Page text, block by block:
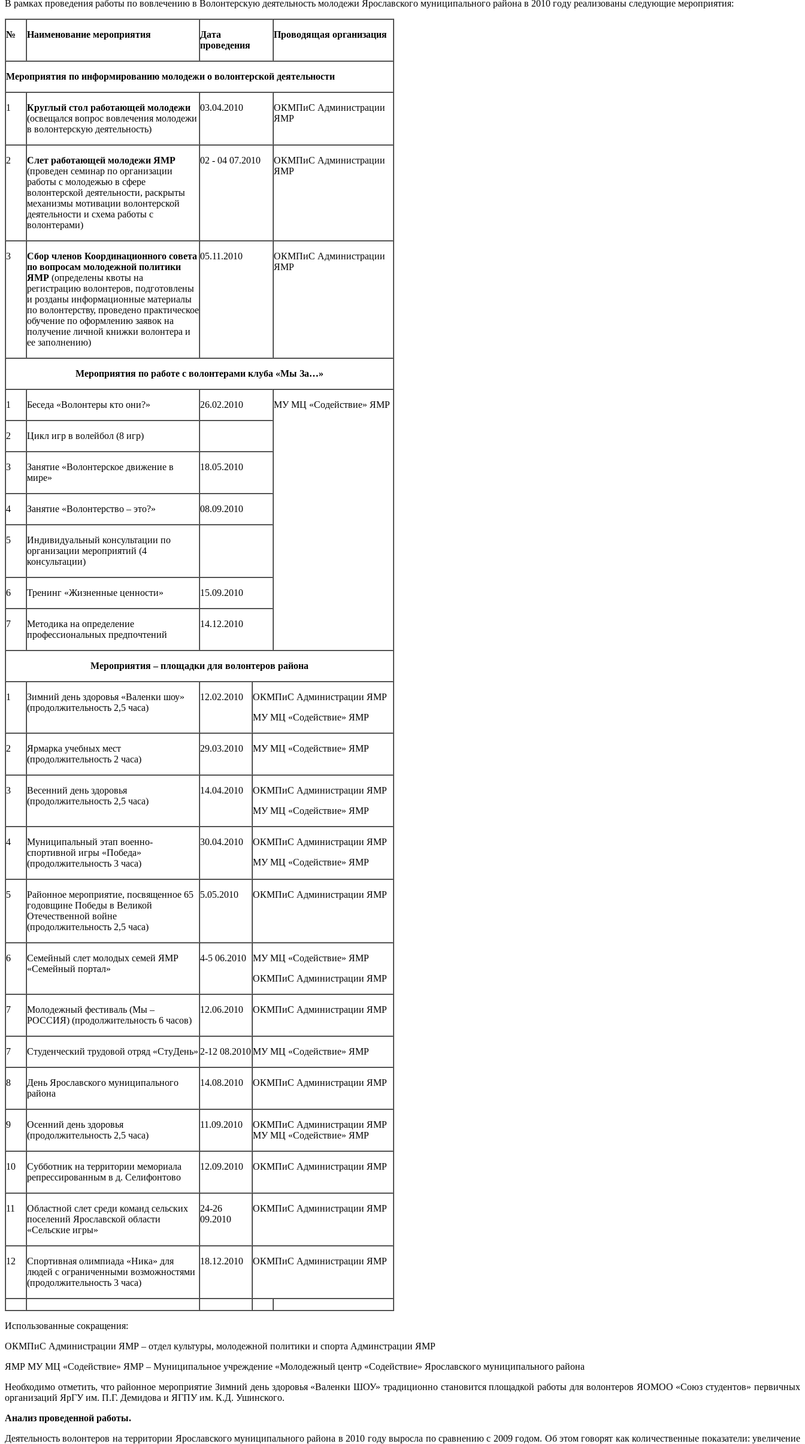
В рамках проведения работы по вовлечению в Волонтерскую деятельность молодежи Ярославского муниципального района в 2010 году реализованы следующие мероприятия:
№ Наименование мероприятия
Дата
проведения
Проводящая организация
Мероприятия по информированию молодежи о волонтерской деятельности
1
Круглый стол работающей молодежи
(освещался вопрос вовлечения молодежи
в волонтерскую деятельность)
03.04.2010
ОКМПиС Администрации
ЯМР
2
Слет работающей молодежи ЯМР
(проведен семинар по организации
работы с молодежью в сфере
волонтерской деятельности, раскрыты
механизмы мотивации волонтерской
деятельности и схема работы с
волонтерами)
02 - 04 07.2010
ОКМПиС Администрации
ЯМР
3
Сбор членов Координационного совета
по вопросам молодежной политики
ЯМР (определены квоты на
регистрацию волонтеров, подготовлены
и розданы информационные материалы
по волонтерству, проведено практическое
обучение по оформлению заявок на
получение личной книжки волонтера и
ее заполнению)
05.11.2010
ОКМПиС Администрации
ЯМР
Мероприятия по работе с волонтерами клуба «Мы За…»
1 Беседа «Волонтеры кто они?» 26.02.2010 МУ МЦ «Содействие» ЯМР
2 Цикл игр в волейбол (8 игр)
3
Занятие «Волонтерское движение в
мире»
18.05.2010
4 Занятие «Волонтерство – это?» 08.09.2010
5
Индивидуальный консультации по
организации мероприятий (4
консультации)
6 Тренинг «Жизненные ценности» 15.09.2010
7
Методика на определение
профессиональных предпочтений
14.12.2010
Мероприятия – площадки для волонтеров района
1
Зимний день здоровья «Валенки шоу»
(продолжительность 2,5 часа)
12.02.2010
ОКМПиС Администрации ЯМР
МУ МЦ «Содействие» ЯМР
2
Ярмарка учебных мест
(продолжительность 2 часа)
29.03.2010 МУ МЦ «Содействие» ЯМР
3
Весенний день здоровья
(продолжительность 2,5 часа)
14.04.2010
ОКМПиС Администрации ЯМР
МУ МЦ «Содействие» ЯМР
4
Муниципальный этап военно-
спортивной игры «Победа»
(продолжительность 3 часа)
30.04.2010
ОКМПиС Администрации ЯМР
МУ МЦ «Содействие» ЯМР
5
Районное мероприятие, посвященное 65
годовщине Победы в Великой
Отечественной войне
(продолжительность 2,5 часа)
5.05.2010 ОКМПиС Администрации ЯМР
6
Семейный слет молодых семей ЯМР
«Семейный портал»
4-5 06.2010
МУ МЦ «Содействие» ЯМР
ОКМПиС Администрации ЯМР
7
Молодежный фестиваль (Мы –
РОССИЯ) (продолжительность 6 часов)
12.06.2010 ОКМПиС Администрации ЯМР
7 Студенческий трудовой отряд «СтуДень» 2-12 08.2010МУ МЦ «Содействие» ЯМР
8
День Ярославского муниципального
района
14.08.2010 ОКМПиС Администрации ЯМР
9
Осенний день здоровья
(продолжительность 2,5 часа)
11.09.2010
ОКМПиС Администрации ЯМР
МУ МЦ «Содействие» ЯМР
10
Субботник на территории мемориала
репрессированным в д. Селифонтово
12.09.2010 ОКМПиС Администрации ЯМР
11
Областной слет среди команд сельских
поселений Ярославской области
«Сельские игры»
24-26
09.2010
ОКМПиС Администрации ЯМР
12
Спортивная олимпиада «Ника» для
людей с ограниченными возможностями
(продолжительность 3 часа)
18.12.2010 ОКМПиС Администрации ЯМР
Использованные сокращения:
ОКМПиС Администрации ЯМР – отдел культуры, молодежной политики и спорта Админстрации ЯМР
ЯМР МУ МЦ «Содействие» ЯМР – Муниципальное учреждение «Молодежный центр «Содействие» Ярославского муниципального района
Необходимо отметить, что районное мероприятие Зимний день здоровья «Валенки ШОУ» традиционно становится площадкой работы для волонтеров ЯОМОО «Союз студентов» первичных
организаций ЯрГУ им. П.Г. Демидова и ЯГПУ им. К.Д. Ушинского.
Анализ проведенной работы.
Деятельность волонтеров на территории Ярославского муниципального района в 2010 году выросла по сравнению с 2009 годом. Об этом говорят как количественные показатели: увеличение